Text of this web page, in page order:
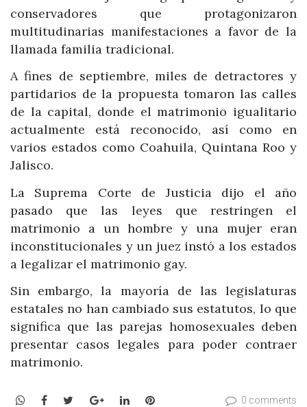
conservadores que protagonizaron
multitudinarias manifestaciones a favor de la
llamada familia tradicional.
A fines de septiembre, miles de detractores y
partidarios de la propuesta tomaron las calles
de la capital, donde el matrimonio igualitario
actualmente está reconocido, así como en
varios estados como Coahuila, Quintana Roo y
Jalisco.
La Suprema Corte de Justicia dijo el año
pasado que las leyes que restringen el
matrimonio a un hombre y una mujer eran
inconstitucionales y un juez instó a los estados
a legalizar el matrimonio gay.
Sin embargo, la mayoría de las legislaturas
estatales no han cambiado sus estatutos, lo que
significa que las parejas homosexuales deben
presentar casos legales para poder contraer
matrimonio.
WhatsApp
Facebook
TwitterGoogle+LinkedInPinterest 0 comments